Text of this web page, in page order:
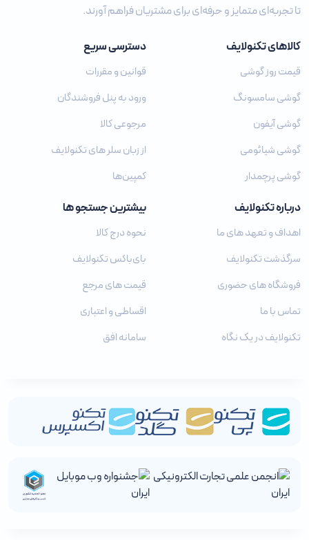
تا تجربه‌ای متمایز و حرفه‌ای برای مشتریان فراهم آورند.
کالاهای تکنولایف
قیمت روز گوشی
گوشی سامسونگ
گوشی آیفون
گوشی شیائومی
گوشی پرچمدار
دسترسی سریع
قوانین و مقررات
ورود به پنل فروشندگان
مرجوعی کالا
از زبان سلر های تکنولایف
کمپین‌ها
درباره تکنولایف
اهداف و تعهد های ما
سرگذشت تکنولایف
فروشگاه های حضوری
تماس با ما
تکنولایف در یک نگاه
بیشترین جستجو ها
نحوه درج کالا
بای‌باکس تکنولایف
قیمت های مرجع
اقساطی و اعتباری
سامانه افق